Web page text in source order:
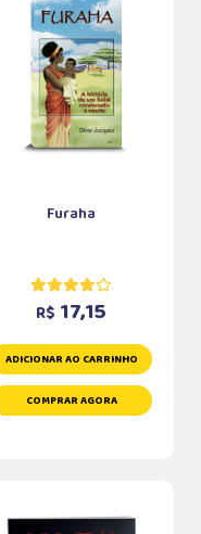
Furaha
R$ 17,15
ADICIONAR AO CARRINHO
COMPRAR AGORA